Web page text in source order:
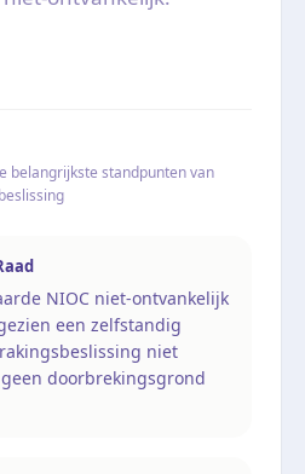
belangrijkste standpunten van
NIOC niet-ontvankelijk
een zelfstandig
niet
doorbrekingsgrond